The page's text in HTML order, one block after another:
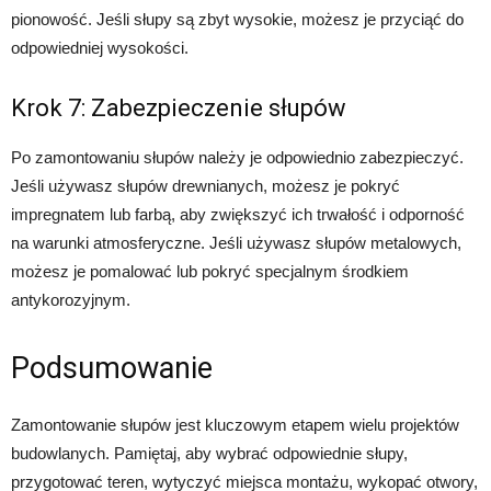
pionowość. Jeśli słupy są zbyt wysokie, możesz je przyciąć do
odpowiedniej wysokości.
Krok 7: Zabezpieczenie słupów
Po zamontowaniu słupów należy je odpowiednio zabezpieczyć.
Jeśli używasz słupów drewnianych, możesz je pokryć
impregnatem lub farbą, aby zwiększyć ich trwałość i odporność
na warunki atmosferyczne. Jeśli używasz słupów metalowych,
możesz je pomalować lub pokryć specjalnym środkiem
antykorozyjnym.
Podsumowanie
Zamontowanie słupów jest kluczowym etapem wielu projektów
budowlanych. Pamiętaj, aby wybrać odpowiednie słupy,
przygotować teren, wytyczyć miejsca montażu, wykopać otwory,